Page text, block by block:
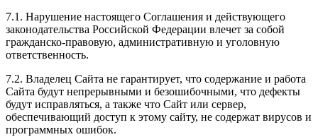
7.1. Нарушение настоящего Соглашения и действующего
законодательства Российской Федерации влечет за собой
гражданско-правовую, административную и уголовную
ответственность.
7.2. Владелец Сайта не гарантирует, что содержание и работа
Сайта будут непрерывными и безошибочными, что дефекты
будут исправляться, а также что Сайт или сервер,
обеспечивающий доступ к этому сайту, не содержат вирусов и
программных ошибок.